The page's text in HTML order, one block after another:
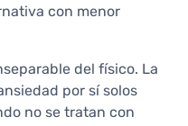
con menor
del físico. La
por sí solos
no se tratan con